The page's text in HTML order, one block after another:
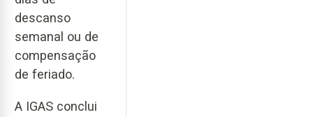
descanso
semanal ou de
compensação
de feriado.
A IGAS conclui